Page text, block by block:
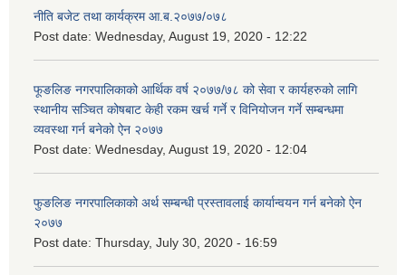
नीति बजेट तथा कार्यक्रम आ.ब.२०७७/०७८
Post date: Wednesday, August 19, 2020 - 12:22
फूङलिङ नगरपालिकाको आर्थिक वर्ष २०७७/७८ को सेवा र कार्यहरुको लागि
स्थानीय सञ्चित कोषबाट केही रकम खर्च गर्ने र विनियोजन गर्ने सम्बन्धमा
व्यवस्था गर्न बनेको ऐन २०७७
Post date: Wednesday, August 19, 2020 - 12:04
फुङलिङ नगरपालिकाको अर्थ सम्बन्धी प्रस्तावलाई कार्यान्वयन गर्न बनेको ऐन
२०७७
Post date: Thursday, July 30, 2020 - 16:59